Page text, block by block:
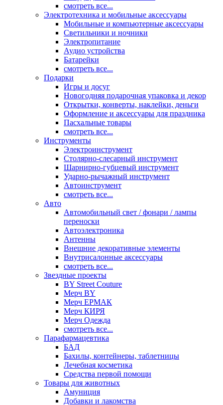
смотреть все...
Электротехника и мобильные аксессуары
Мобильные и компьютерные аксессуары
Светильники и ночники
Электропитание
Аудио устройства
Батарейки
смотреть все...
Подарки
Игры и досуг
Новогодняя подарочная упаковка и декор
Открытки, конверты, наклейки, деньги
Оформление и аксессуары для праздника
Пасхальные товары
смотреть все...
Инструменты
Электроинструмент
Столярно-слесарный инструмент
Шарнирно-губцевый инструмент
Ударно-рычажный инструмент
Автоинструмент
смотреть все...
Авто
Автомобильный свет / фонари / лампы
переноски
Автоэлектроника
Антенны
Внешние декоративные элементы
Внутрисалонные аксессуары
смотреть все...
Звездные проекты
BY Street Couture
Мерч BY
Мерч ЕРМАК
Мерч КИРЯ
Мерч Одежда
смотреть все...
Парафармацевтика
БАД
Бахилы, контейнеры, таблетницы
Лечебная косметика
Средства первой помощи
Товары для животных
Амуниция
Добавки и лакомства